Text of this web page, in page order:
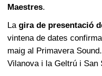
Maestres.
La gira de presentació
vintena de dates
maig al Primavera
Vilanova i la Geltrú i San